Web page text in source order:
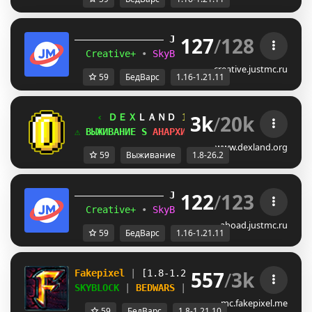
JUST MC (1.16 – 1.21.11)
Creative+
• SkyBlockTech • LuckyWars
127/128
creative.justmc.ru
59 БедВарс 1.16-1.21.11
‹ ＤＥＸ ＬＡＮＤ 1.8-26.2 ✯✯✯✯✯
⚠ ВЫЖИВАНИЕ Z АНАРХИЯ B BEDWARS N SKYWARS
3k/20k
www.dexland.org
59 Выживание 1.8-26.2
JUST MC (1.16 – 1.21.11)
Creative+
• SkyBlockTech • LuckyWars
122/123
aboad.justmc.ru
59 БедВарс 1.16-1.21.11
Fakepixel [1.8-1.21.10] | Play
compete
SKYBLOCK
BEDWARS BUILDFFA + MORE
557/3k
mc.fakepixel.me